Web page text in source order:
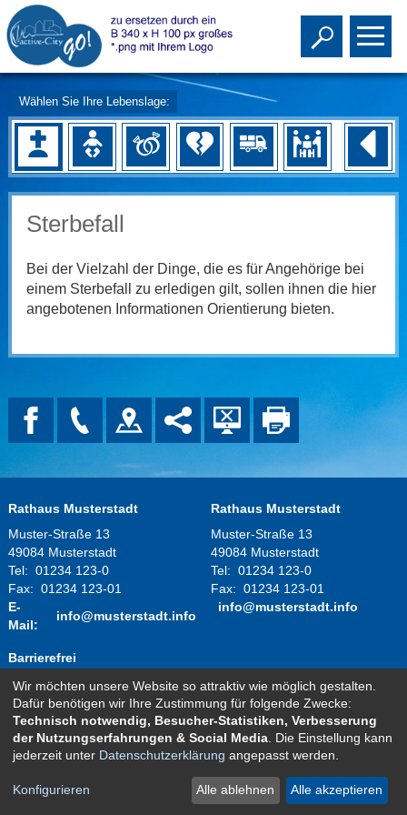
Toggle
Wählen Sie Ihre Lebenslage:
Sterbefall
Bei der Vielzahl der Dinge, die es für Angehörige bei
einem Sterbefall zu erledigen gilt, sollen ihnen die hier
angebotenen Informationen Orientierung bieten.
Rathaus Musterstadt
Muster-Straße 13
49084 Musterstadt
Tel: 01234 123-0
Fax: 01234 123-01
E-
Mail:
info@musterstadt.info
Rathaus Musterstadt
Muster-Straße 13
49084 Musterstadt
Tel: 01234 123-0
Fax: 01234 123-01
info@musterstadt.info
Montag - Donnerstag:
08.00 Uhr - 12.00 Uhr
14.00 Uhr - 16.00 Uhr
Freitag:
08.00 Uhr - 12.00 Uhr
und nach telefonischer Vereinbarung
Impressum Datenschutz Sitemap
Barrierefrei
Wir möchten unsere Website so attraktiv wie möglich gestalten.
Dafür benötigen wir Ihre Zustimmung für folgende Zwecke:
Technisch notwendig, Besucher-Statistiken, Verbesserung
der Nutzungserfahrungen & Social Media . Die Einstellung kann
jederzeit unter Datenschutzerklärung angepasst werden.
Konfigurieren Alle ablehnen Alle akzeptieren